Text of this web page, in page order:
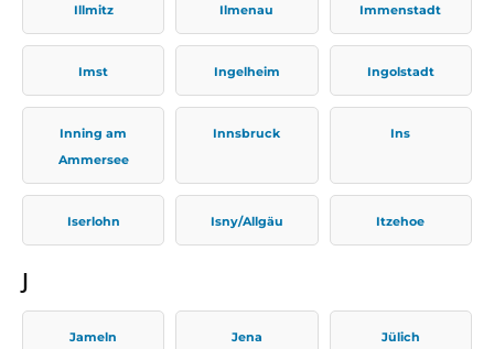
Illmitz Ilmenau Immenstadt
Imst Ingelheim Ingolstadt
Inning am
Ammersee
Innsbruck Ins
Iserlohn Isny/Allgäu Itzehoe
J
Jameln Jena Jülich